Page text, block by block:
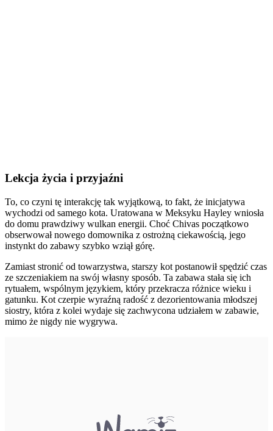
Lekcja życia i przyjaźni
To, co czyni tę interakcję tak wyjątkową, to fakt, że inicjatywa
wychodzi od samego kota. Uratowana w Meksyku Hayley wniosła
do domu prawdziwy wulkan energii. Choć Chivas początkowo
obserwował nowego domownika z ostrożną ciekawością, jego
instynkt do zabawy szybko wziął górę.
Zamiast stronić od towarzystwa, starszy kot postanowił spędzić czas
ze szczeniakiem na swój własny sposób. Ta zabawa stała się ich
rytuałem, wspólnym językiem, który przekracza różnice wieku i
gatunku. Kot czerpie wyraźną radość z dezorientowania młodszej
siostry, która z kolei wydaje się zachwycona udziałem w zabawie,
mimo że nigdy nie wygrywa.